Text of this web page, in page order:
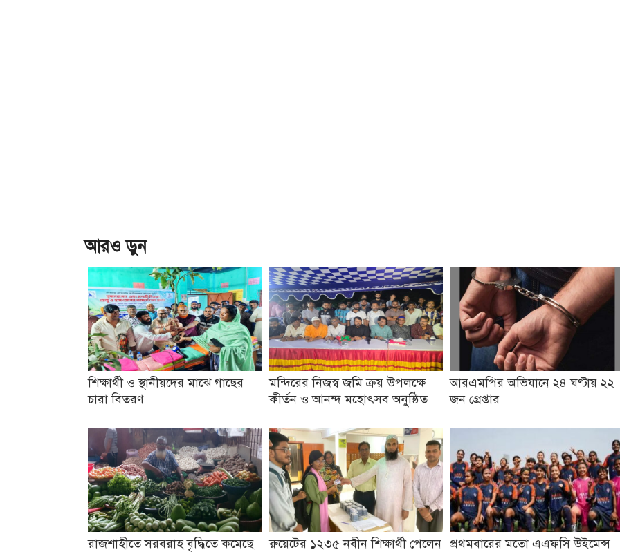
আরও ড়ুন
শিক্ষার্থী ও স্থানীয়দের মাঝে গাছের
চারা বিতরণ
মন্দিরের নিজস্ব জমি ক্রয় উপলক্ষে
কীর্তন ও আনন্দ মহোৎসব অনুষ্ঠিত
আরএমপির অভিযানে ২৪ ঘণ্টায় ২২
জন গ্রেপ্তার
রাজশাহীতে সরবরাহ বৃদ্ধিতে কমেছে রুয়েটের ১২৩৫ নবীন শিক্ষার্থী পেলেন প্রথমবারের মতো এএফসি উইমেন্স